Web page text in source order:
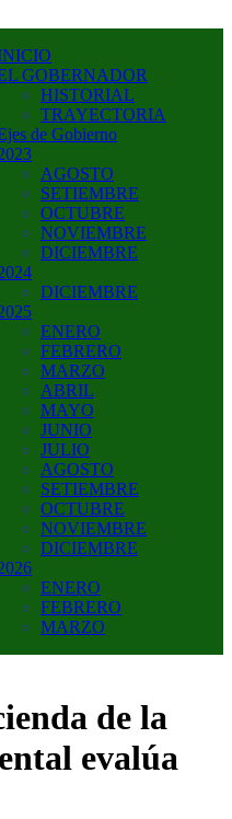
2023
GOBERNADOR
HISTORIAL
TRAYECTORIA
de Gobierno
AGOSTO
SETIEMBRE
OCTUBRE
NOVIEMBRE
DICIEMBRE
DICIEMBRE
ENERO
FEBRERO
MARZO
ABRIL
MAYO
JUNIO
JULIO
AGOSTO
SETIEMBRE
OCTUBRE
NOVIEMBRE
DICIEMBRE
ENERO
FEBRERO
MARZO
de la
evalúa